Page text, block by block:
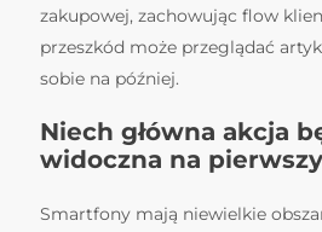
zakupowej, zachowując flow
przeszkód może przeglądać
sobie na później.
Niech główna akcja
widoczna na
Smartfony mają niewielkie